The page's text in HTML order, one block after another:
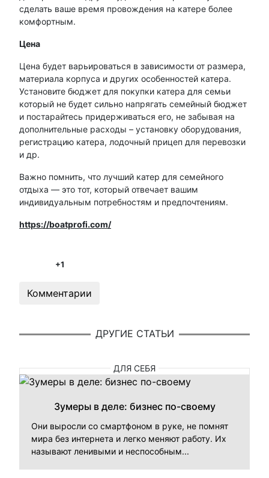
сделать ваше время провождения на катере более
комфортным.
Цена
Цена будет варьироваться в зависимости от размера,
материала корпуса и других особенностей катера.
Установите бюджет для покупки катера для семьи
который не будет сильно напрягать семейный бюджет
и постарайтесь придерживаться его, не забывая на
дополнительные расходы – установку оборудования,
регистрацию катера, лодочный прицеп для перевозки
и др.
Важно помнить, что лучший катер для семейного
отдыха — это тот, который отвечает вашим
индивидуальным потребностям и предпочтениям.
https://boatprofi.com/
+1
Комментарии
ДРУГИЕ СТАТЬИ
ДЛЯ СЕБЯ
Зумеры в деле: бизнес по-своему
Они выросли со смартфоном в руке, не помнят
мира без интернета и легко меняют работу. Их
называют ленивыми и неспособным...